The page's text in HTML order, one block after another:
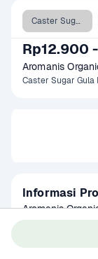
Caster Sugar Gula Putih Halus 250 gram
Rp12.900
Aromanis
Informasi
Aromanis
organik alami
khas dengan
Kategori